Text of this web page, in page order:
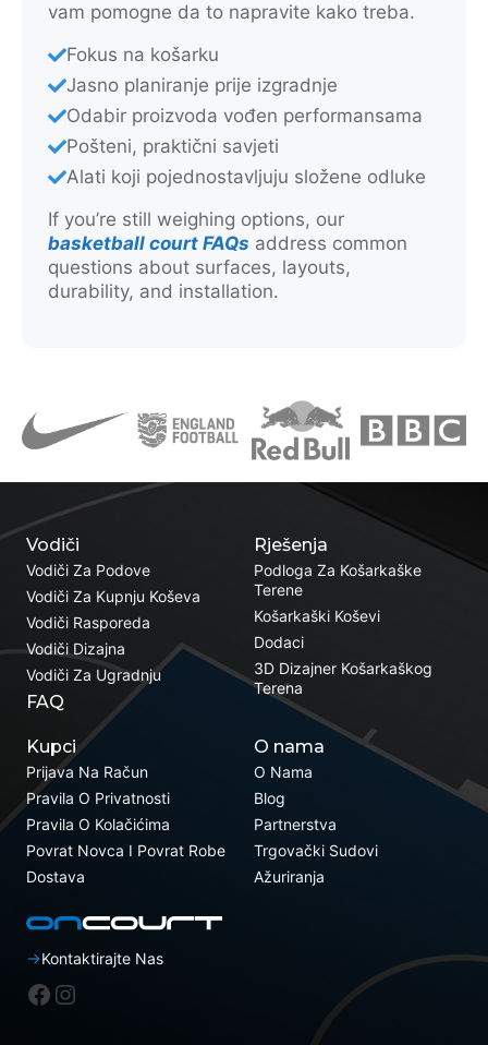
vam pomogne da to napravite kako treba.
Fokus na košarku
Jasno planiranje prije izgradnje
Odabir proizvoda vođen performansama
Pošteni, praktični savjeti
Alati koji pojednostavljuju složene odluke
If you’re still weighing options, our
basketball court FAQs address common
questions about surfaces, layouts,
durability, and installation.
Rješenja
Podloga Za Košarkaške
Terene
Košarkaški Koševi
Dodaci
3D Dizajner Košarkaškog
Terena
Vodiči
Vodiči Za Podove
Vodiči Za Kupnju Koševa
Vodiči Rasporeda
Vodiči Dizajna
Vodiči Za Ugradnju
FAQ
Kupci
Prijava Na Račun
Pravila O Privatnosti
Pravila O Kolačićima
Povrat Novca I Povrat Robe
Dostava
O nama
O Nama
Blog
Partnerstva
Trgovački Sudovi
Ažuriranja
Kontaktirajte Nas
Facebook
Instagram